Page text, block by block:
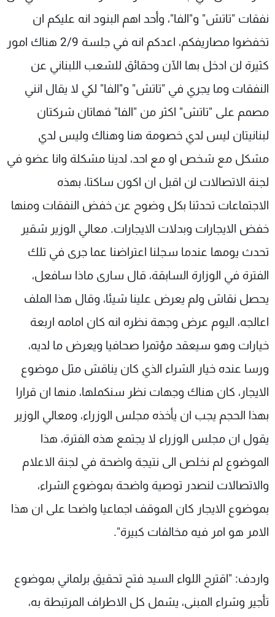
نفقات "تاتش" و"الفا"، وأحد اهم البنود انه عليكم ان
تخفضوا مصاريفكم، اعدكم انه في جلسة 2/9 هناك امور
كثيرة لن ادخل بها الآن وحقائق للشعب اللبناني عن
النفقات وما يجري في "تاتش" و"الفا" لكي لا يقال انني
مصمم على "تاتش" اكثر من "الفا" فهاتان شركتان
لبنانيتان ليس لدي خصومة هنا وهناك وليس لدي
مشكل مع شخص او مع احد، لدينا مشكلة وانا عضو في
لجنة الاتصالات لن اقبل ان اكون ساكتا، بهذه
الاجتماعات تحدثنا بكل وضوح عن خفض النفقات ومنها
خفض الايجارات وبدلات الايجارات. معالي الوزير شقير
تحدث يومها عندما سجلنا اعتراضنا عما جرى في تلك
الفترة في الوزارة السابقة، قال سارى ماذا سافعل،
يحصل نقاش ولم يعرض علينا شيئا، وقال هذا الملف
اعالجه، اليوم عرض وجهة نظره انه كان امامه اربعة
خيارات وهو سيعقد مؤتمرا صحافيا ويعرض ما لديه،
ورسا عنده خيار الشراء الذي كان يناقش مثل موضوع
الايجار، كان هناك وجهات نظر سنكملها، منها ان قرارا
بهذا الحجم يجب ان يأخذه مجلس الوزراء، ومعالي الوزير
يقول ان مجلس الوزراء لا يجتمع هذه الفترة، هذا
الموضوع لم نخلص الى نتيجة واضحة في لجنة الاعلام
والاتصالات لنصدر توصية واضحة بموضوع الشراء،
بموضوع الايجار كان الموقف اجماعيا واضحا على ان هذا
الامر هو امر فيه مخالفات كبيرة".
واردف: "اقترح اللواء السيد فتح تحقيق برلماني بموضوع
تأجير وشراء المبنى، يشمل كل الاطراف المرتبطة به،